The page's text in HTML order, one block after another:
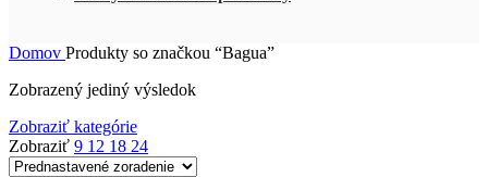
Domov Produkty so značkou “Bagua”
Zobrazený jediný výsledok
Zobraziť kategórie
Zobraziť 9 12 18 24